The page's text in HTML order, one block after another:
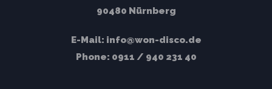
90480 Nürnberg
E-Mail: info@won-disco.de
Phone: 0911 / 940 231 40